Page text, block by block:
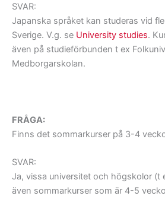
SVAR:
Japanska språket kan studeras vid
Sverige. V.g. se University studies.
även på studieförbunden t ex
Medborgarskolan.
FRÅGA:
Finns det sommarkurser på 3-4
SVAR:
Ja, vissa universitet och högskolor (t
även sommarkurser som är 4-5